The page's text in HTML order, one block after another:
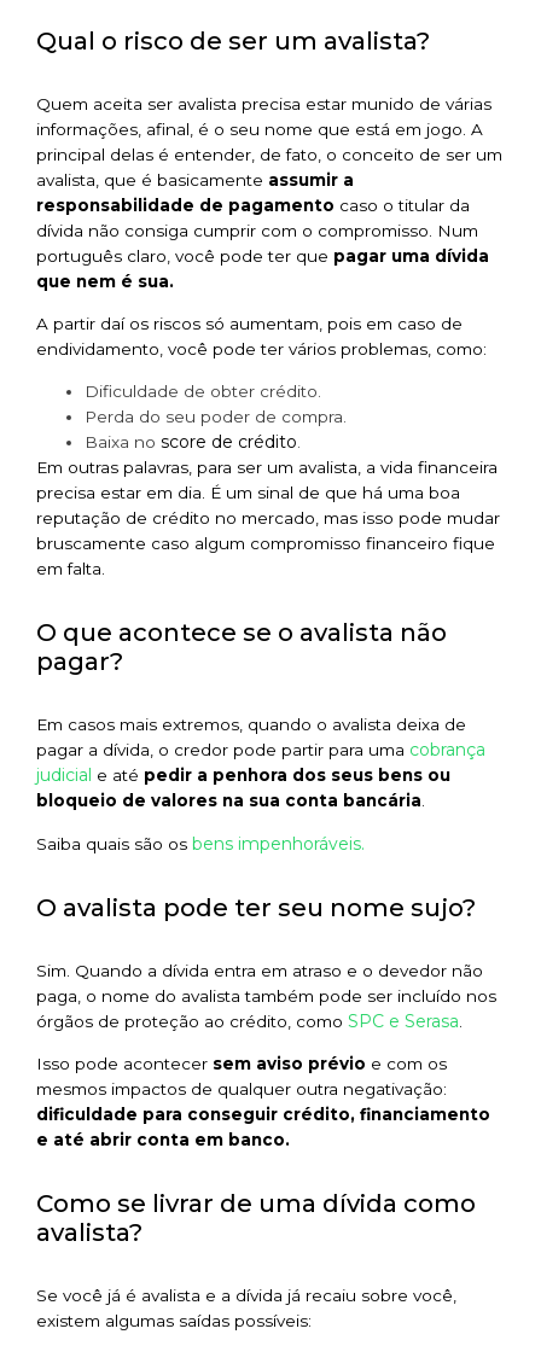
Qual o risco de ser um avalista?
Quem aceita ser avalista precisa estar munido de várias
informações, afinal, é o seu nome que está em jogo. A
principal delas é entender, de fato, o conceito de ser um
avalista, que é basicamente assumir a
responsabilidade de pagamento caso o titular da
dívida não consiga cumprir com o compromisso. Num
português claro, você pode ter que pagar uma dívida
que nem é sua.
A partir daí os riscos só aumentam, pois em caso de
endividamento, você pode ter vários problemas, como:
Dificuldade de obter crédito.
Perda do seu poder de compra.
Baixa no score de crédito.
Em outras palavras, para ser um avalista, a vida financeira
precisa estar em dia. É um sinal de que há uma boa
reputação de crédito no mercado, mas isso pode mudar
bruscamente caso algum compromisso financeiro fique
em falta.
O que acontece se o avalista não
pagar?
Em casos mais extremos, quando o avalista deixa de
pagar a dívida, o credor pode partir para uma cobrança
judicial e até pedir a penhora dos seus bens ou
bloqueio de valores na sua conta bancária.
Saiba quais são os bens impenhoráveis.
O avalista pode ter seu nome sujo?
Sim. Quando a dívida entra em atraso e o devedor não
paga, o nome do avalista também pode ser incluído nos
órgãos de proteção ao crédito, como SPC e Serasa
Isso pode acontecer sem aviso prévio e com os
mesmos impactos de qualquer outra negativação:
dificuldade para conseguir crédito, financiamento
e até abrir conta em banco.
Como se livrar de uma dívida como
avalista?
Se você já é avalista e a dívida já recaiu sobre você,
existem algumas saídas possíveis: